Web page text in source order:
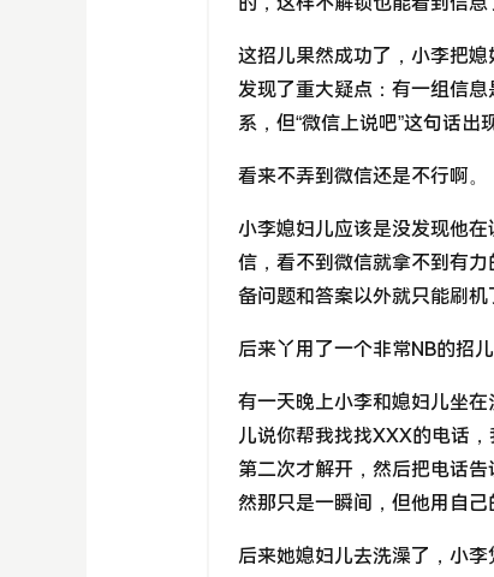
这招儿果然成功了，小李把
发现了重大疑点：有一组信
系，但“微信上说吧”这句话出
看来不弄到微信还是不行啊。
小李媳妇儿应该是没发现他
信，看不到微信就拿不到有
备问题和答案以外就只能刷机
后来丫用了一个非常NB的招
有一天晚上小李和媳妇儿坐
儿说你帮我找找XXX的电话
第二次才解开，然后把电话
然那只是一瞬间，但他用自己
后来她媳妇儿去洗澡了，小